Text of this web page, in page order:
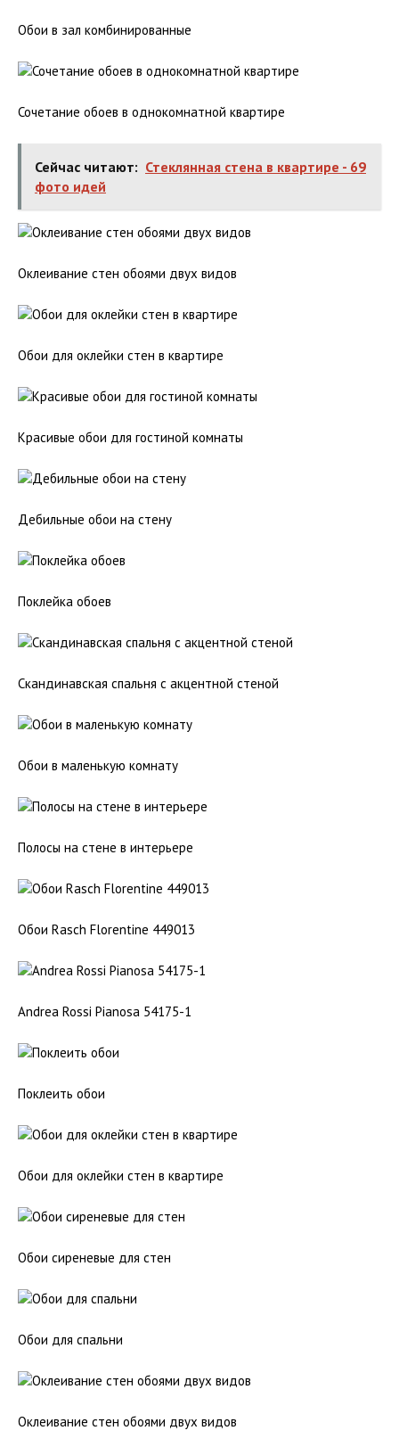
Обои в зал комбинированные
Сочетание обоев в однокомнатной квартире
Сейчас читают: Стеклянная стена в квартире - 69
фото идей
Оклеивание стен обоями двух видов
Обои для оклейки стен в квартире
Красивые обои для гостиной комнаты
Дебильные обои на стену
Поклейка обоев
Скандинавская спальня с акцентной стеной
Обои в маленькую комнату
Полосы на стене в интерьере
Обои Rasch Florentine 449013
Andrea Rossi Pianosa 54175-1
Поклеить обои
Обои для оклейки стен в квартире
Обои сиреневые для стен
Обои для спальни
Оклеивание стен обоями двух видов